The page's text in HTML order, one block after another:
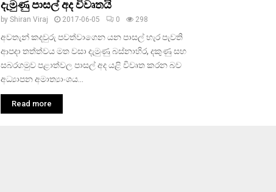
දැමුණු පාසල් අද විවෘතයි
by Shiran Viraj 2017-06-05 0 298
අවතැන් කදවුරු පවත්වාගෙන යන පාසල් හැර පැවති
ආපදා තත්ත්වය මත වසා දැමුණු බස්නාහිර, දකුණු සහ
සබරගමුව පළාත්වල පාසල් අද යළි විවෘත කරන බව
අධ්‍යාපන අමාත්‍යාංශය...
Read more